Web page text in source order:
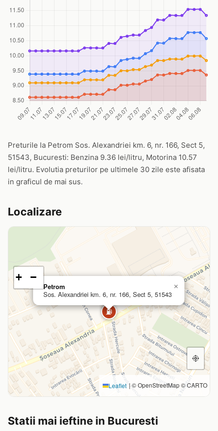
Preturile la Petrom Sos. Alexandriei km. 6, nr. 166, Sect 5,
51543, Bucuresti: Benzina 9.36 lei/litru, Motorina 10.57
lei/litru. Evolutia preturilor pe ultimele 30 zile este afisata
in graficul de mai sus.
Localizare
⛽
Petrom
Sos. Alexandriei km. 6, nr. 166, Sect 5, 51543
×
+ −
Leaflet |© OpenStreetMap © CARTO
Statii mai ieftine in Bucuresti